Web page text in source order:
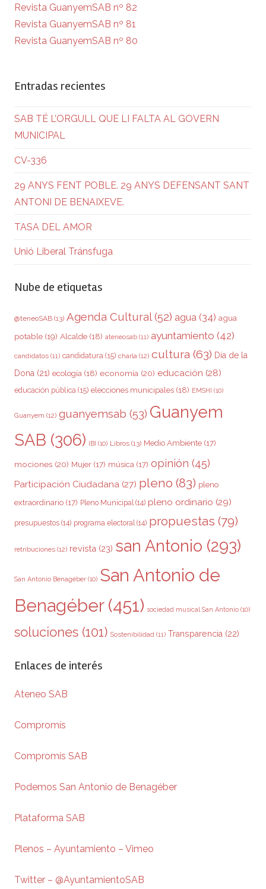
Revista GuanyemSAB nº 82
Revista GuanyemSAB nº 81
Revista GuanyemSAB nº 80
Entradas recientes
SAB TÉ L’ORGULL QUE LI FALTA AL GOVERN
MUNICIPAL
CV-336
29 ANYS FENT POBLE. 29 ANYS DEFENSANT SANT
ANTONI DE BENAIXEVE.
TASA DEL AMOR
Unió Liberal Tránsfuga
Nube de etiquetas
@teneoSAB (13) Agenda Cultural(52) agua (34) agua
potable (19) Alcalde (18) ateneosab (11) ayuntamiento (42)
candidatos (11) candidatura (15) charla (12) cultura (63) Día de la
Dona (21) ecología (18) economía (20) educación (28)
educación pública (15) elecciones municipales (18) EMSHI (10)
Guanyem (12) guanyemsab (53) Guanyem
SAB (306) IBI (10) Libros (13) Medio Ambiente (17)
mociones (20) Mujer (17) música (17) opinión (45)
Participación Ciudadana (27) pleno (83) pleno
extraordinario (17) Pleno Municipal (14) pleno ordinario (29)
presupuestos (14) programa electoral (14) propuestas (79)
retribuciones (12) revista (23) san Antonio (293)
San Antonio Benagéber (10) San Antonio de
Benagéber(451) sociedad musical San Antonio (10)
soluciones (101) Sostenibilidad (11) Transparencia (22)
Enlaces de interés
Ateneo SAB
Compromís
Compromís SAB
Podemos San Antonio de Benagéber
Plataforma SAB
Plenos – Ayuntamiento – Vimeo
Twitter – @AyuntamientoSAB